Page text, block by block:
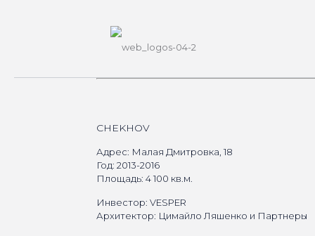
CHEKHOV
Адрес: Малая Дмитровка, 18
Год: 2013-2016
Площадь: 4 100 кв.м.
Инвестор: VESPER
Архитектор: Цимайло Ляшенко и Партнеры